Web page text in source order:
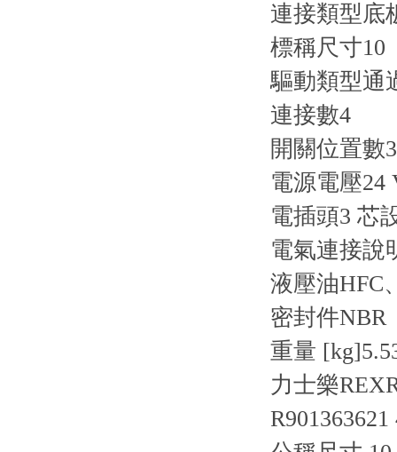
連接類型底
標稱尺寸10
驅動類型通
連接數4
開關位置數3
電源電壓24
電插頭3 芯
電氣連接說
液壓油HFC
密封件NBR
重量 [kg]
力士樂